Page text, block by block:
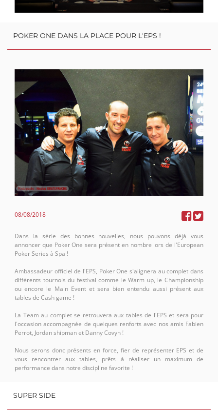
POKER ONE DANS LA PLACE POUR L'EPS !
08/08/2018
Dans la série des bonnes nouvelles, nous pouvons déjà vous
annoncer que Poker One sera présent en nombre lors de l'European
Poker Series à Spa !
Ambassadeur officiel de l'EPS, Poker One s'alignera au complet dans
différents tournois du festival comme le Warm up, le Championship
ou encore le Main Event et sera bien entendu aussi présent aux
tables de Cash game !
La Team au complet se retrouvera aux tables de l'EPS et sera pour
l'occasion accompagnée de quelques renforts avec nos amis Fabien
Perrot, Jordan shipman et Danny Covyn !
Nous serons donc présents en force, fier de représenter EPS et de
vous rencontrer aux tables, prêts à réaliser un maximum de
performance dans notre discipline favorite !
SUPER SIDE